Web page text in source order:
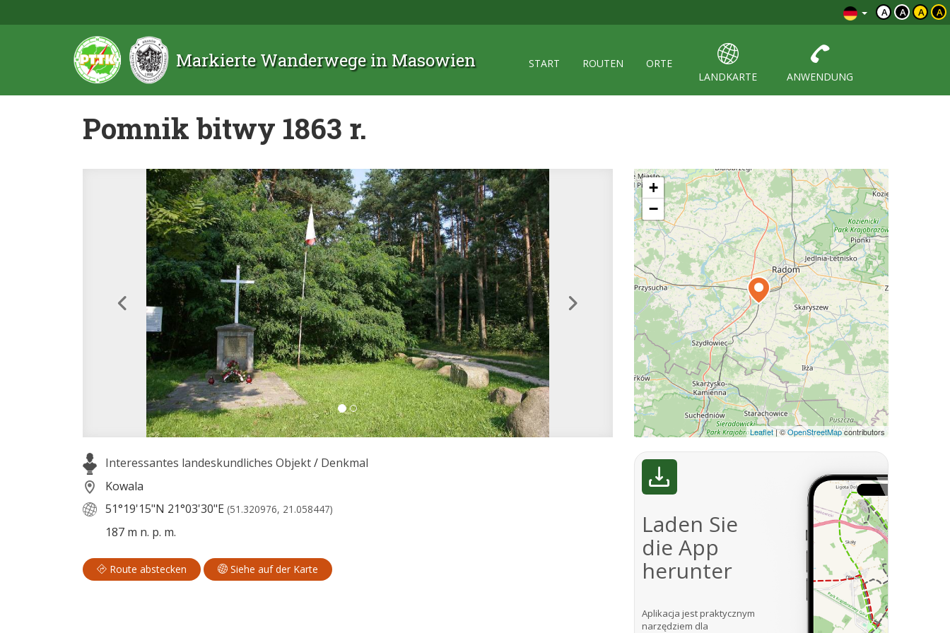
A A A A
Markierte Wanderwege in Masowien START ROUTEN
ORTE
LANDKARTE
ANWENDUNG
Pomnik bitwy 1863 r.
Interessantes landeskundliches Objekt/ Denkmal
Kowala
51°19'15"N 21°03'30"E (51.320976, 21.058447)
187 m n. p. m.
Route abstecken Siehe auf der Karte
+
−
Leaflet|©OpenStreetMapcontributors
Laden Sie
die App
herunter
Aplikacja jest praktycznym
narzędziem dla